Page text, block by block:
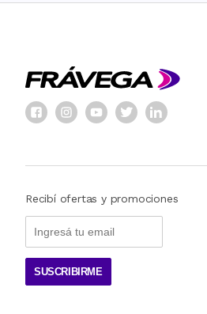
Recibí ofertas y promociones
SUSCRIBIRME